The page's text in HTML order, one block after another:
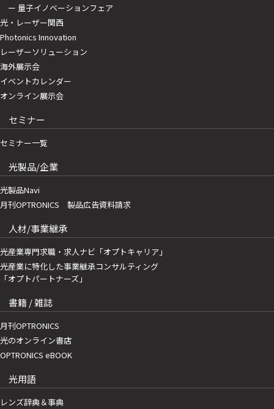
ー 量子イノベーションフェア
光・レーザー関西
Photonics Innovation
レーザーソリューション
海外展示会
イベントカレンダー
オンライン展示会
セミナー
セミナー一覧
光製品/企業
光製品Navi
月刊OPTRONICS 製品広告資料請求
人材/事業継承
光産業専門求職・求人ナビ「オプトキャリア」
光産業に特化した事業継承コンサルティング
「オプトパートナーズ」
書籍 / 雑誌
月刊OPTRONICS
光のオンライン書店
OPTRONICS eBOOK
光用語
レンズ辞典＆事典